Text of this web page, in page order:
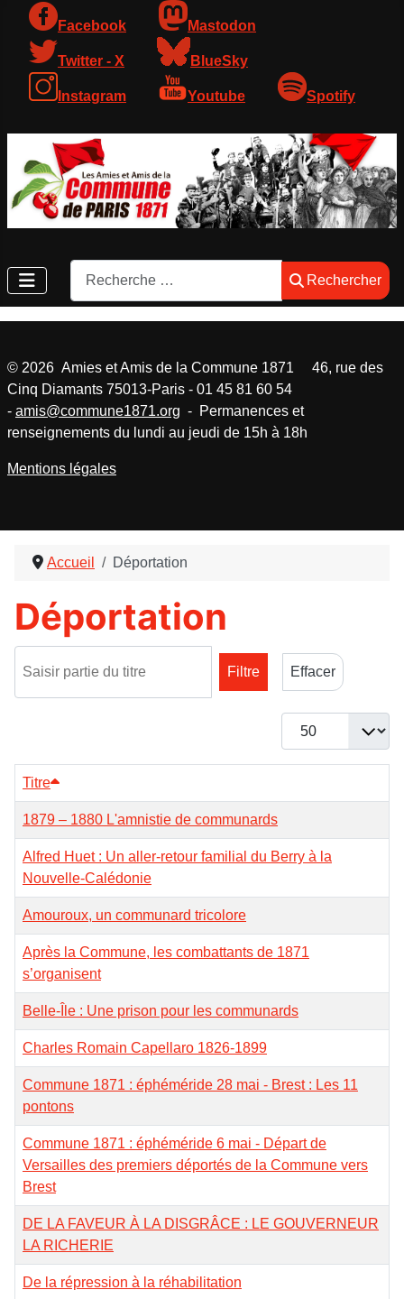
Facebook Mastodon
Twitter - X BlueSky
Instagram Youtube Spotify
Rechercher
Rechercher
Accueil Déportation
Déportation
Filtre
Effacer
Afficher #
Titre
1879 – 1880 L'amnistie de communards
Alfred Huet : Un aller-retour familial du Berry à la
Nouvelle-Calédonie
Amouroux, un communard tricolore
Après la Commune, les combattants de 1871
s’organisent
Belle-Île : Une prison pour les communards
Charles Romain Capellaro 1826-1899
Commune 1871 : éphéméride 28 mai - Brest : Les 11
pontons
Commune 1871 : éphéméride 6 mai - Départ de
Versailles des premiers déportés de la Commune vers
Brest
DE LA FAVEUR À LA DISGRÂCE : LE GOUVERNEUR
LA RICHERIE
De la répression à la réhabilitation
© 2026 Amies et Amis de la Commune 1871 46, rue des
Cinq Diamants 75013-Paris - 01 45 81 60 54
- amis@commune1871.org - Permanences et
renseignements du lundi au jeudi de 15h à 18h
Mentions légales